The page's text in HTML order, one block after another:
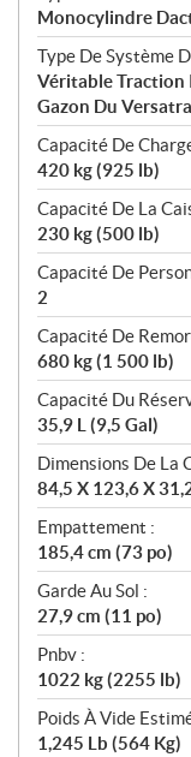
Monocylindre
Type De Système
Véritable Traction
Gazon Du
Capacité De
420 kg (925 lb)
Capacité De La
230 kg (500 lb)
Capacité De
2
Capacité De
680 kg (1 500 lb)
Capacité Du
35,9 L (9,5 Gal)
Dimensions De La
84,5 X 123,6 X
Empattement :
185,4 cm (73 po)
Garde Au Sol :
27,9 cm (11 po)
Pnbv :
1022 kg (2255 lb)
Poids À Vide
1,245 Lb (564 Kg)